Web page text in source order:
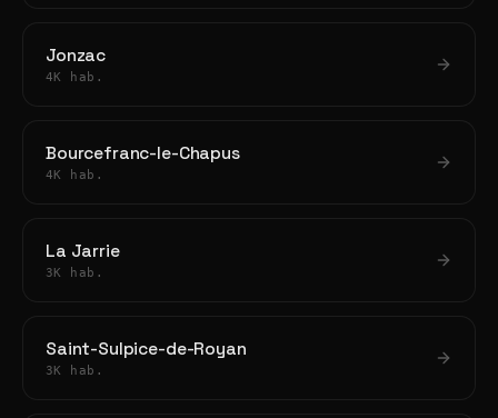
Jonzac
4K hab.
Bourcefranc-le-Chapus
4K hab.
La Jarrie
3K hab.
Saint-Sulpice-de-Royan
3K hab.